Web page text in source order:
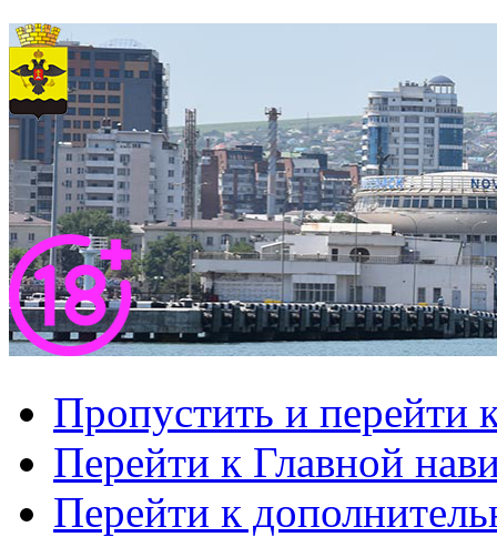
Пропустить и перейти
Перейти к Главной
Перейти к